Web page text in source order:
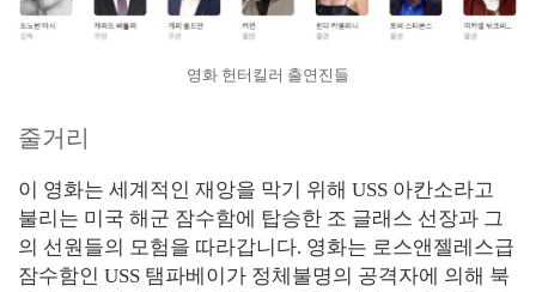
영화 헌터킬러 출연진들
줄거리
이 영화는 세계적인 재앙을 막기 위해 USS 아칸소라고
불리는 미국 해군 잠수함에 탑승한 조 글래스 선장과 그
의 선원들의 모험을 따라갑니다. 영화는 로스앤젤레스급
잠수함인 USS 탬파베이가 정체불명의 공격자에 의해 북